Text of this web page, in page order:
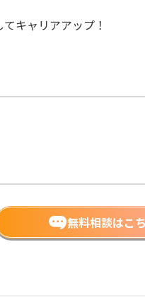
キャリアアップ！
無料相談はこ